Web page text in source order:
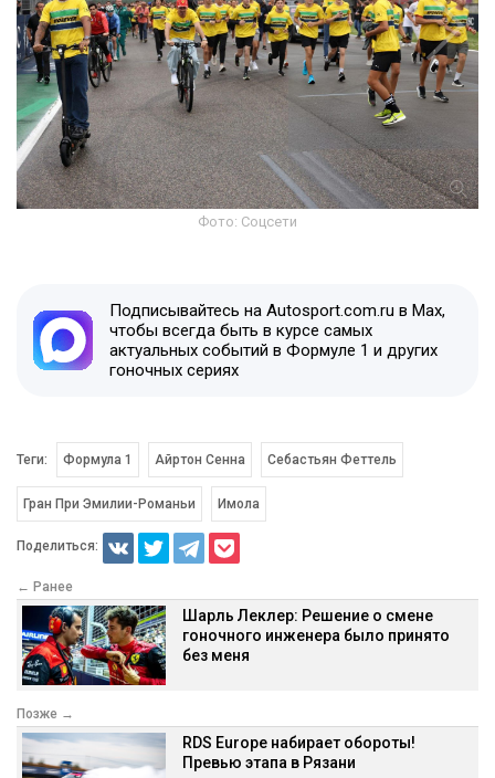
Фото: Соцсети
Подписывайтесь на Autosport.com.ru в Max,
чтобы всегда быть в курсе самых
актуальных событий в Формуле 1 и других
гоночных сериях
Теги: Формула 1 Айртон Сенна Себастьян Феттель
Гран При Эмилии-Романьи Имола
Поделиться:
← Ранее
Шарль Леклер: Решение о смене
гоночного инженера было принято
без меня
Позже →
RDS Europe набирает обороты!
Превью этапа в Рязани